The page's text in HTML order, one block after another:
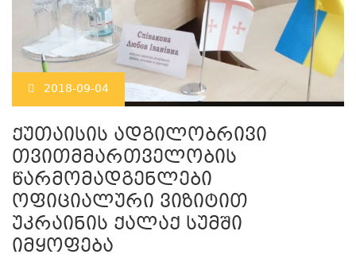
2018-09-04
ქუთაისის ადგილობრივი
თვითმმართველობის
წარმომადგენლები
ოფიციალური ვიზიტით
უკრაინის ქალაქ სუმში
იმყოფება